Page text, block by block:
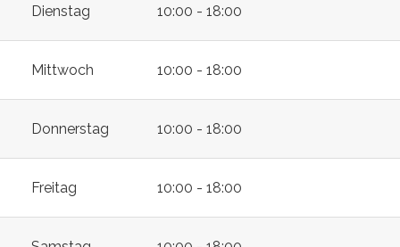
Dienstag 10:00 - 18:00
Mittwoch 10:00 - 18:00
Donnerstag 10:00 - 18:00
Freitag 10:00 - 18:00